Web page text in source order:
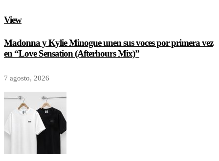
View
Madonna y Kylie Minogue unen sus voces por primera vez
en “Love Sensation (Afterhours Mix)”
7 agosto, 2026